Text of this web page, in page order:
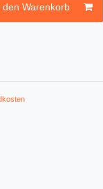
den Warenkorb